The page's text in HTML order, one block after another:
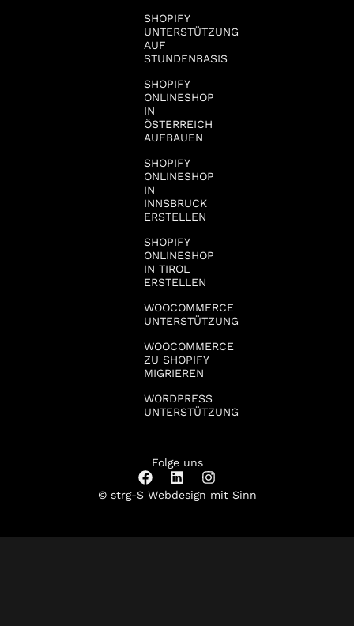
SHOPIFY
UNTERSTÜTZUNG
AUF
STUNDENBASIS
SHOPIFY
ONLINESHOP
IN
ÖSTERREICH
AUFBAUEN
SHOPIFY
ONLINESHOP
IN
INNSBRUCK
ERSTELLEN
SHOPIFY
ONLINESHOP
IN TIROL
ERSTELLEN
WOOCOMMERCE
UNTERSTÜTZUNG
WOOCOMMERCE
ZU SHOPIFY
MIGRIEREN
WORDPRESS
UNTERSTÜTZUNG
Folge uns
© strg-S Webdesign mit Sinn